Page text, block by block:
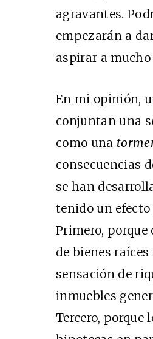
agravantes.
empezarán a
aspirar a mucho
En mi opinión,
conjuntan una
como una
consecuencias
se han
tenido un
Primero,
de bienes
sensación de
inmuebles
Tercero, porque